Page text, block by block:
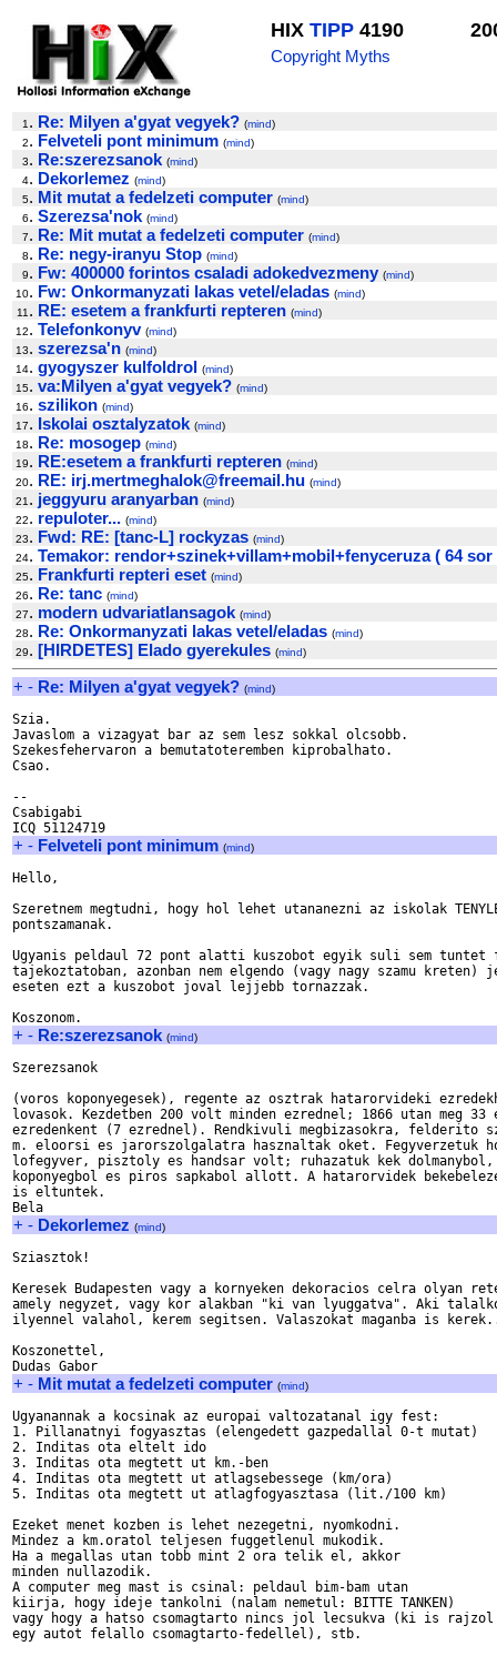
HIX TIPP 4190
Copyright Myths
1 . Re: Milyen a'gyat vegyek? (mind)
2. Felveteli pont minimum (mind)
3. Re:szerezsanok (mind)
4. Dekorlemez (mind)
5. Mit mutat a fedelzeti computer (mind)
6. Szerezsa'nok (mind)
7. Re: Mit mutat a fedelzeti computer (mind)
8. Re: negy-iranyu Stop (mind)
9. Fw: 400000 forintos csaladi adokedvezmeny (mind)
10. Fw: Onkormanyzati lakas vetel/eladas (mind)
11 . RE: esetem a frankfurti repteren (mind)
12. Telefonkonyv (mind)
13. szerezsa'n (mind)
14. gyogyszer kulfoldrol (mind)
15. va:Milyen a'gyat vegyek? (mind)
16. szilikon (mind)
17. Iskolai osztalyzatok (mind)
18. Re: mosogep (mind)
19. RE:esetem a frankfurti repteren (mind)
20. RE: irj.mertmeghalok@freemail.hu (mind)
21 . jeggyuru aranyarban (mind)
22. repuloter... (mind)
23. Fwd: RE: [tanc-L] rockyzas (mind)
24. Temakor: rendor+szinek+villam+mobil+fenyceruza ( 64 sor
25. Frankfurti repteri eset (mind)
26. Re: tanc (mind)
27. modern udvariatlansagok (mind)
28. Re: Onkormanyzati lakas vetel/eladas (mind)
29. [HIRDETES] Elado gyerekules (mind)
+ - Re: Milyen a'gyat vegyek? (mind)
Szia.
Javaslom a vizagyat bar az sem lesz sokkal olcsobb.
Szekesfehervaron a bemutatoteremben kiprobalhato.
Csao.
--
Csabigabi
+ - Felveteli pont minimum (mind)
Hello,
Szeretnem megtudni, hogy hol lehet utananezni az iskolak
pontszamanak.
Ugyanis peldaul 72 pont alatti kuszobot egyik suli sem tuntet
tajekoztatoban, azonban nem elgendo (vagy nagy szamu kreten)
eseten ezt a kuszobot joval lejjebb tornazzak.
+ - Re:szerezsanok (mind)
Szerezsanok
(voros koponyegesek), regente az osztrak hatarorvideki
lovasok. Kezdetben 200 volt minden ezrednel; 1866 utan meg 33
ezredenkent (7 ezrednel). Rendkivuli megbizasokra, felderito
m. eloorsi es jarorszolgalatra hasznaltak oket. Fegyverzetuk
lofegyver, pisztoly es handsar volt; ruhazatuk kek
koponyegbol es piros sapkabol allott. A hatarorvidek
is eltuntek.
+ - Dekorlemez (mind)
Sziasztok!
Keresek Budapesten vagy a kornyeken dekoracios celra olyan
amely negyzet, vagy kor alakban "ki van lyuggatva". Aki
ilyennel valahol, kerem segitsen. Valaszokat maganba is
Koszonettel,
+ - Mit mutat a fedelzeti computer (mind)
Ugyanannak a kocsinak az europai valtozatanal igy fest:
1. Pillanatnyi fogyasztas (elengedett gazpedallal 0-t mutat)
2. Inditas ota eltelt ido
3. Inditas ota megtett ut km.-ben
4. Inditas ota megtett ut atlagsebessege (km/ora)
5. Inditas ota megtett ut atlagfogyasztasa (lit./100 km)
Ezeket menet kozben is lehet nezegetni, nyomkodni.
Mindez a km.oratol teljesen fuggetlenul mukodik.
Ha a megallas utan tobb mint 2 ora telik el, akkor
minden nullazodik.
A computer meg mast is csinal: peldaul bim-bam utan
kiirja, hogy ideje tankolni (nalam nemetul: BITTE TANKEN)
vagy hogy a hatso csomagtarto nincs jol lecsukva (ki is rajzol
egy autot felallo csomagtarto-fedellel), stb.